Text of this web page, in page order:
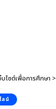
ไซต์เพื่อการศึกษา >
ลน์